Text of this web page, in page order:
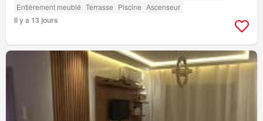
Entièrement meublé Terrasse Piscine Ascenseur
Il y a 13 jours